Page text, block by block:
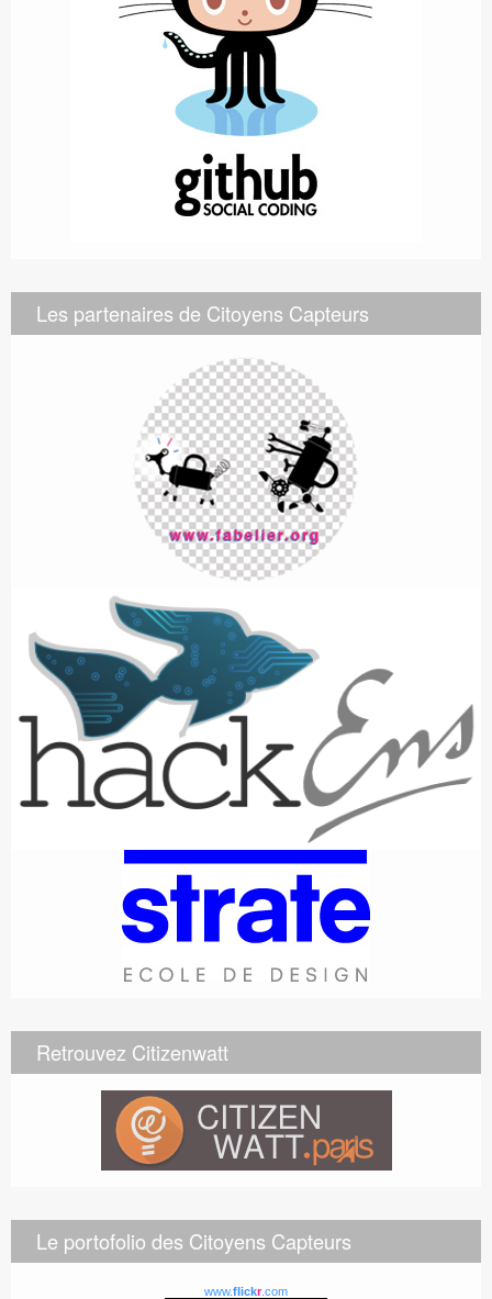
Les partenaires de Citoyens Capteurs
Retrouvez Citizenwatt
Le portofolio des Citoyens Capteurs
www.flickr.com